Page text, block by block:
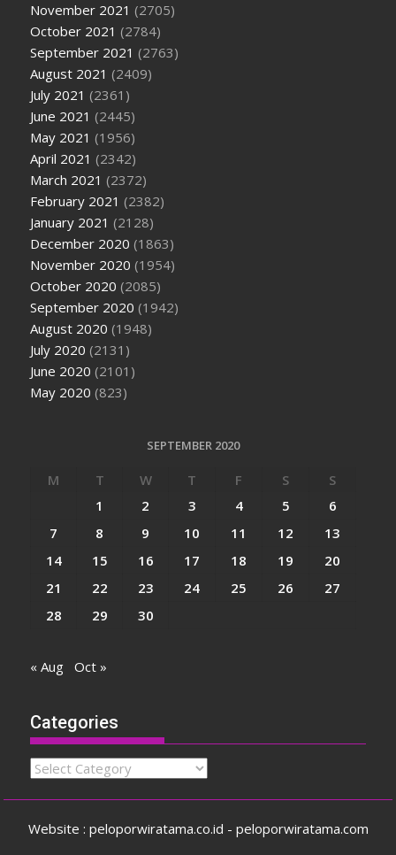
November 2021 (2705)
October 2021 (2784)
September 2021 (2763)
August 2021 (2409)
July 2021 (2361)
June 2021 (2445)
May 2021 (1956)
April 2021 (2342)
March 2021 (2372)
February 2021 (2382)
January 2021 (2128)
December 2020 (1863)
November 2020 (1954)
October 2020 (2085)
September 2020 (1942)
August 2020 (1948)
July 2020 (2131)
June 2020 (2101)
May 2020 (823)
SEPTEMBER 2020
M T W T F S
S
1
2 3 4 5
6
7
8 9 10 11 12
13
14
15 16 17 18 19
20
21
22 23 24 25 26
27
28
29 30
« Aug Oct »
Categories
Categories
Website : peloporwiratama.co.id - peloporwiratama.com